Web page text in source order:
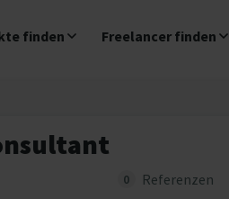
finden Freelancer finden
0 Referenzen